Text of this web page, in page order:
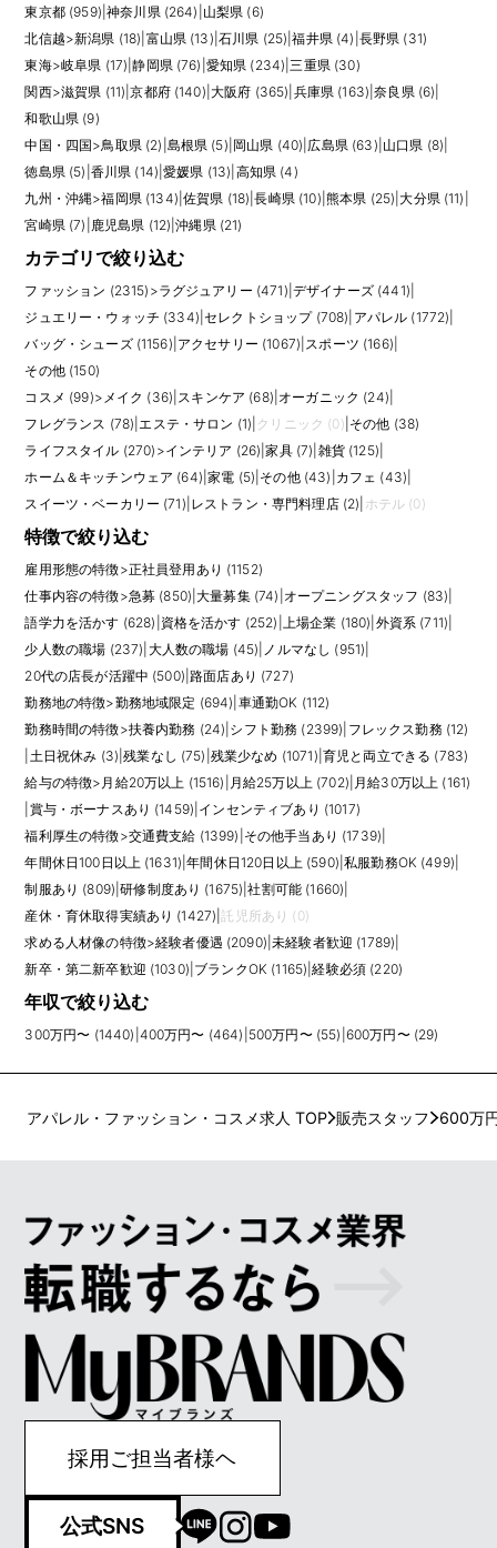
スメ業界で長くキャリアを作りたい方にとって重要な入口になります。
東京都 (959) |神奈川県 (264) 山梨県 (6)
北信越>新潟県 (18) 富山県 (13) 石川県 (25) |福井県 (4) 長野県 (31)
東海>岐阜県 (17) |静岡県 (76) 愛知県 (234) |三重県 (30)
関西>滋賀県 (11) |京都府 (140) 大阪府 (365) 兵庫県 (163) |奈良県 (6)
和歌山県 (9)
中国・四国>鳥取県 (2) 島根県 (5) 岡山県 (40) 広島県 (63) 山口県 (8)
徳島県 (5) 香川県 (14) |愛媛県 (13) 高知県 (4)
九州・沖縄>福岡県 (134) |佐賀県 (18) |長崎県 (10) 熊本県 (25) |大分県 (11)
宮崎県 (7) 鹿児島県 (12) |沖縄県 (21)
カテゴリで絞り込む
ファッション (2315) >ラグジュアリー (471) デザイナーズ (441)
ジュエリー・ウォッチ (334) |セレクトショップ (708) アパレル (1772)
バッグ・シューズ (1156) アクセサリー (1067) スポーツ (166)
その他 (150)
コスメ (99)> メイク (36) スキンケア (68) オーガニック (24)
フレグランス (78) |エステ・サロン (1) クリニック (0) その他 (38)
ライフスタイル (270) >インテリア (26) |家具 (7) 雑貨 (125)
ホーム＆キッチンウェア (64) |家電 (5) その他 (43) カフェ (43)
スイーツ・ベーカリー (71) レストラン・専門料理店 (2) ホテル (0)
特徴で絞り込む
雇用形態の特徴>正社員登用あり (1152)
仕事内容の特徴>急募 (850) |大量募集 (74) オープニングスタッフ (83)
語学力を活かす (628) 資格を活かす (252) 上場企業 (180) 外資系 (711)
少人数の職場 (237) 大人数の職場 (45) ノルマなし (951)
20代の店長が活躍中 (500) |路面店あり (727)
勤務地の特徴>勤務地域限定 (694) 車通勤OK (112)
勤務時間の特徴>扶養内勤務 (24) シフト勤務 (2399) フレックス勤務 (12)
土日祝休み (3) |残業なし (75) 残業少なめ (1071) 育児と両立できる (783)
給与の特徴> 月給20万以上 (1516) 月給25万以上 (702) 月給30万以上 (161)
賞与・ボーナスあり (1459) インセンティブあり (1017)
福利厚生の特徴>交通費支給 (1399) その他手当あり (1739)
年間休日100日以上 (1631) |年間休日120日以上 (590) |私服勤務OK (499)
制服あり (809) |研修制度あり (1675) |社割可能 (1660)
産休・育休取得実績あり (1427) |託児所あり (0)
求める人材像の特徴>経験者優遇 (2090) |未経験者歓迎 (1789)
新卒・第二新卒歓迎 (1030) ブランクOK (1165) |経験必須 (220)
年収で絞り込む
300万円〜 (1440) 400万円〜 (464) 500万円〜 (55) 600万円〜 (29)
アパレル・ファッション・コスメ求人 TOP 販売スタッフ 600万
採用ご担当者様ヘ
公式SNS